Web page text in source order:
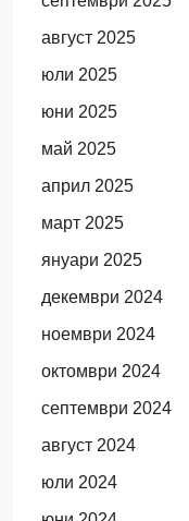
август 2025
юли 2025
юни 2025
май 2025
април 2025
март 2025
януари 2025
декември 2024
ноември 2024
октомври 2024
септември 2024
август 2024
юли 2024